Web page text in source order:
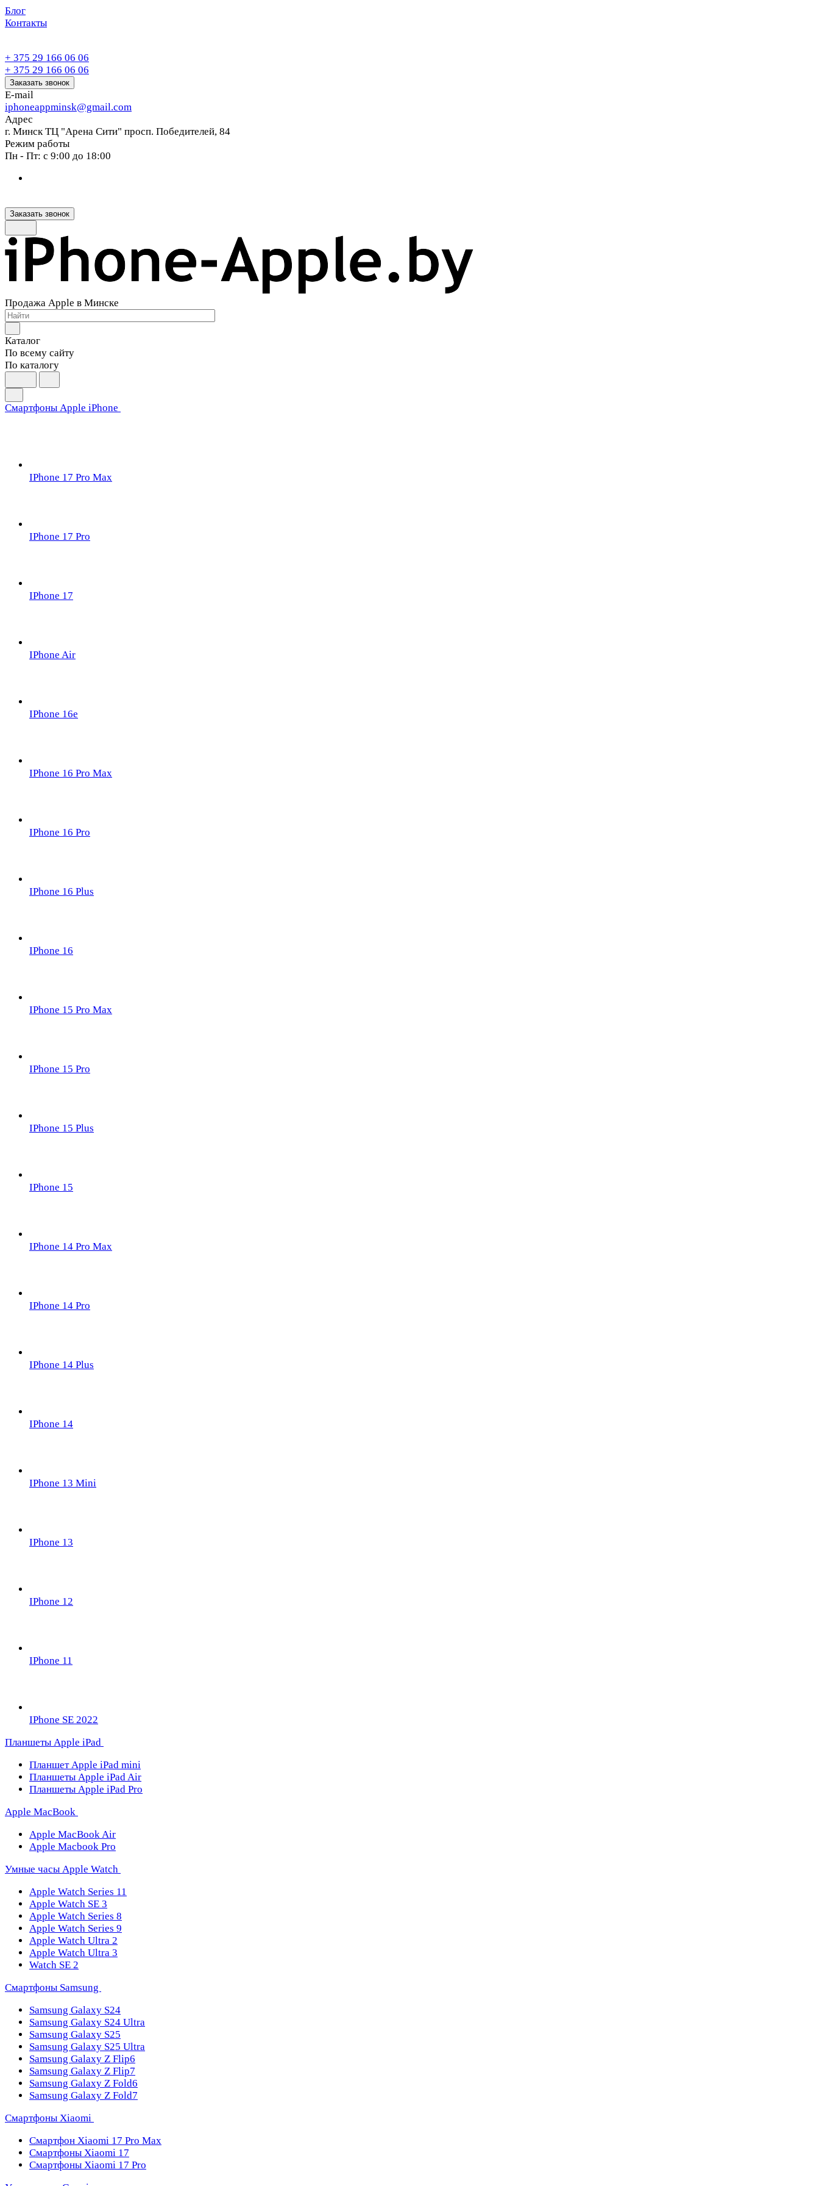
Блог
Контакты
+ 375 29 166 06 06
+ 375 29 166 06 06
Заказать звонок
E-mail
iphoneappminsk@gmail.com
Адрес
г. Минск ТЦ "Арена Сити" просп. Победителей, 84
Режим работы
Пн - Пт: с 9:00 до 18:00
Заказать звонок
Продажа Apple в Минске
Каталог
По всему сайту
По каталогу
Смартфоны Apple iPhone
IPhone 17 Pro Max
IPhone 17 Pro
IPhone 17
IPhone Air
IPhone 16e
IPhone 16 Pro Max
IPhone 16 Pro
IPhone 16 Plus
IPhone 16
IPhone 15 Pro Max
IPhone 15 Pro
IPhone 15 Plus
IPhone 15
IPhone 14 Pro Max
IPhone 14 Pro
IPhone 14 Plus
IPhone 14
IPhone 13 Mini
IPhone 13
IPhone 12
IPhone 11
IPhone SE 2022
Планшеты Apple iPad
Планшет Apple iPad mini
Планшеты Apple iPad Air
Планшеты Apple iPad Pro
Apple MacBook
Apple MacBook Air
Apple Macbook Pro
Умные часы Apple Watch
Apple Watch Series 11
Apple Watch SE 3
Apple Watch Series 8
Apple Watch Series 9
Apple Watch Ultra 2
Apple Watch Ultra 3
Watch SE 2
Смартфоны Samsung
Samsung Galaxy S24
Samsung Galaxy S24 Ultra
Samsung Galaxy S25
Samsung Galaxy S25 Ultra
Samsung Galaxy Z Flip6
Samsung Galaxy Z Flip7
Samsung Galaxy Z Fold6
Samsung Galaxy Z Fold7
Смартфоны Xiaomi
Смартфон Xiaomi 17 Pro Max
Смартфоны Xiaomi 17
Смартфоны Xiaomi 17 Pro